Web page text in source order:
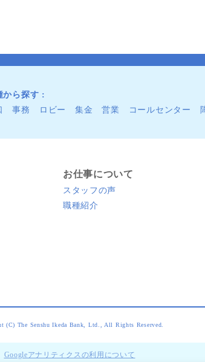
から探す
事務 ロビー 集金 営業 コールセンター
お仕事について
スタッフの声
職種紹介
(C) The Senshu Ikeda Bank, Ltd., All Rights Reserved.
Googleアナリティクスの利用について